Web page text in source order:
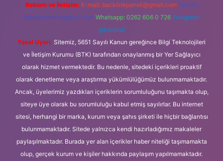
Reklam ve İletişim: E-mail: backlinkpaneli@gmail.com Teams:
forumhizmeti@gmail.com Whatsapp: 0262 606 0 726 Telegram:
@karabul
Yasal Uyarı: Sitemiz, 5651 Sayılı Kanun gereğince Bilgi Teknolojileri
ve İletişim Kurumu (BTK) tarafından onaylanmış bir Yer Sağlayıcı
olarak hizmet vermektedir. Bu nedenle, sitedeki içerikleri proaktif
olarak denetleme veya araştırma yükümlülüğümüz bulunmamaktadır.
Ancak, üyelerimiz yazdıkları içeriklerin sorumluluğunu taşımakta olup,
siteye üye olarak bu sorumluluğu kabul etmiş sayılırlar. Bu internet
sitesi, herhangi bir marka, kurum veya şahıs şirketi ile hiçbir bağlantısı
bulunmamaktadır. Sitede yalnızca kendi hazırladığımız makaleler
paylaşılmaktadır. Burada yer alan içerikler haber niteliği taşımamakta
olup, gerçek kurum ve kişiler hakkında paylaşım yapılmamaktadır.